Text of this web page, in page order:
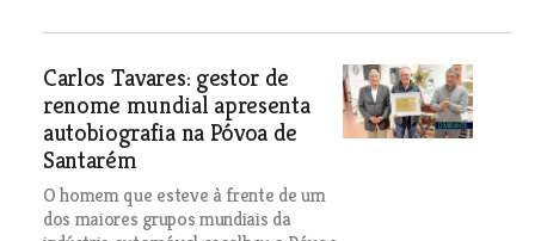
Carlos Tavares: gestor de
renome mundial apresenta
autobiografia na Póvoa de
Santarém
O homem que esteve à frente de um
dos maiores grupos mundiais da